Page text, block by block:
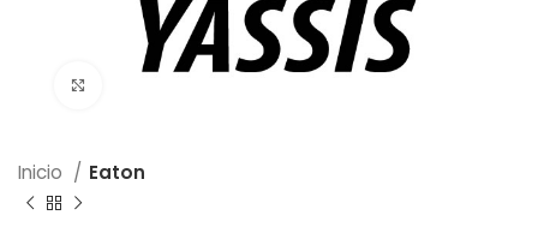
Inicio Eaton